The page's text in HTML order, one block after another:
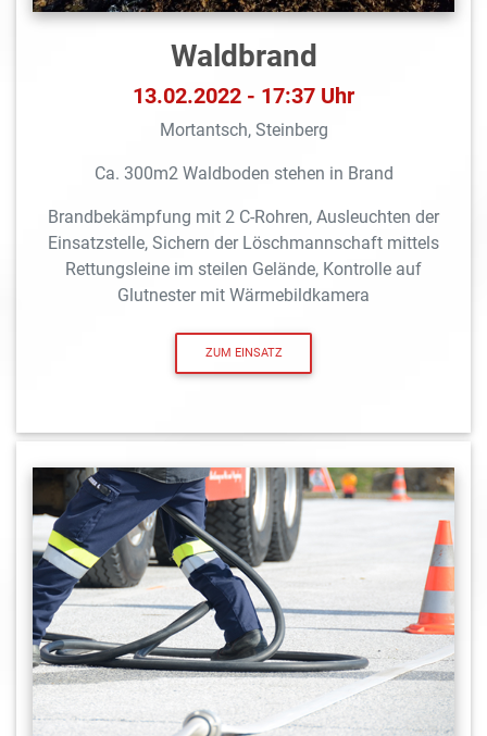
Waldbrand
13.02.2022 - 17:37 Uhr
Mortantsch, Steinberg
Ca. 300m2 Waldboden stehen in Brand
Brandbekämpfung mit 2 C-Rohren, Ausleuchten der
Einsatzstelle, Sichern der Löschmannschaft mittels
Rettungsleine im steilen Gelände, Kontrolle auf
Glutnester mit Wärmebildkamera
ZUM EINSATZ